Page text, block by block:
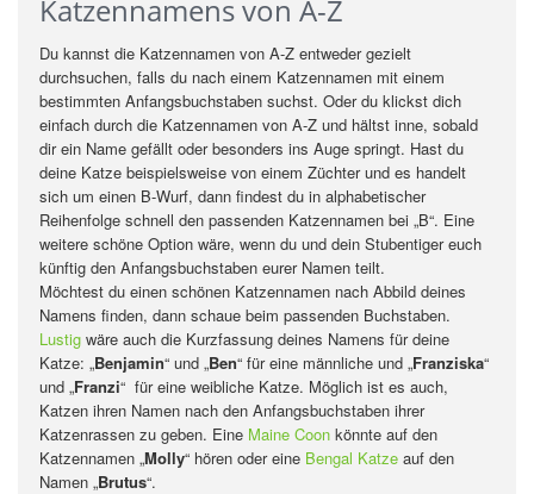
Katzennamens von A-Z
Du kannst die Katzennamen von A-Z entweder gezielt
durchsuchen, falls du nach einem Katzennamen mit einem
bestimmten Anfangsbuchstaben suchst. Oder du klickst dich
einfach durch die Katzennamen von A-Z und hältst inne, sobald
dir ein Name gefällt oder besonders ins Auge springt. Hast du
deine Katze beispielsweise von einem Züchter und es handelt
sich um einen B-Wurf, dann findest du in alphabetischer
Reihenfolge schnell den passenden Katzennamen bei „B“. Eine
weitere schöne Option wäre, wenn du und dein Stubentiger euch
künftig den Anfangsbuchstaben eurer Namen teilt.
Möchtest du einen schönen Katzennamen nach Abbild deines
Namens finden, dann schaue beim passenden Buchstaben.
Lustig wäre auch die Kurzfassung deines Namens für deine
Katze: „Benjamin“ und „Ben“ für eine männliche und „Franziska“
und „Franzi“ für eine weibliche Katze. Möglich ist es auch,
Katzen ihren Namen nach den Anfangsbuchstaben ihrer
Katzenrassen zu geben. Eine Maine Coon könnte auf den
Katzennamen „Molly“ hören oder eine Bengal Katze auf den
Namen „Brutus“.